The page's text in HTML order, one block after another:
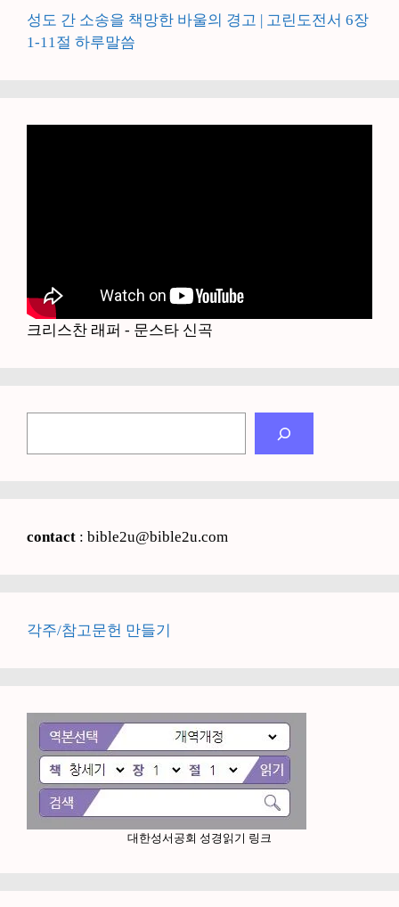
성도 간 소송을 책망한 바울의 경고 | 고린도전서 6장
1-11절 하루말씀
크리스찬 래퍼 - 문스타 신곡
contact : bible2u@bible2u.com
각주/참고문헌 만들기
대한성서공회 성경읽기 링크